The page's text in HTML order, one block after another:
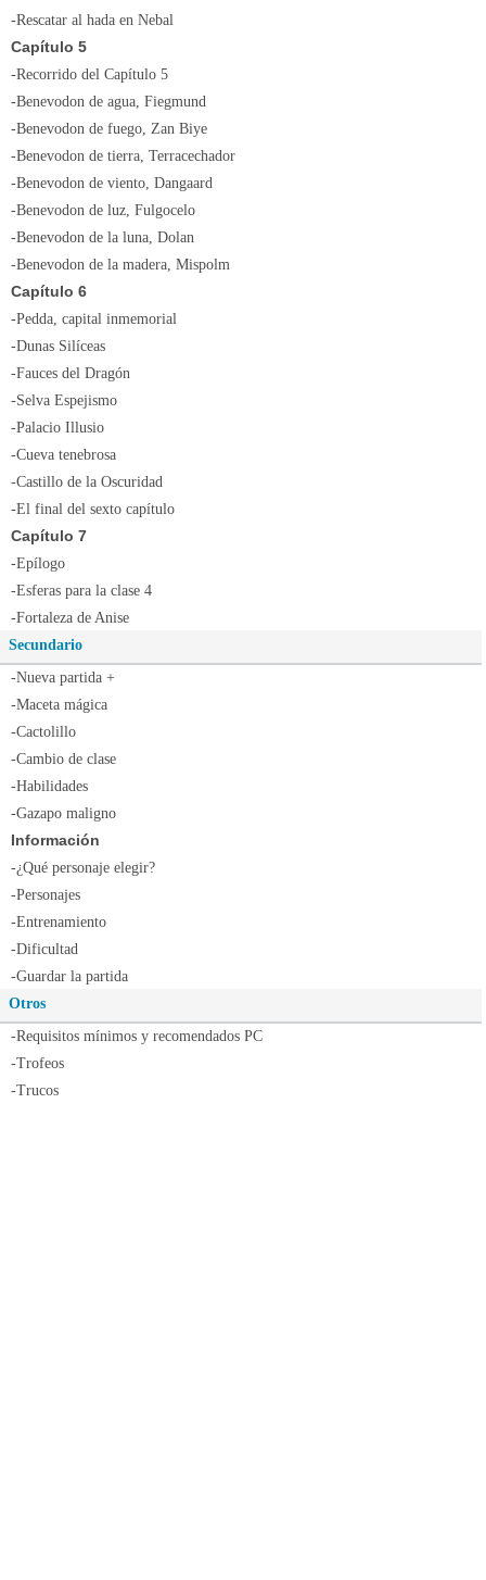
-Rescatar al hada en Nebal
Capítulo 5
-Recorrido del Capítulo 5
-Benevodon de agua, Fiegmund
-Benevodon de fuego, Zan Biye
-Benevodon de tierra, Terracechador
-Benevodon de viento, Dangaard
-Benevodon de luz, Fulgocelo
-Benevodon de la luna, Dolan
-Benevodon de la madera, Mispolm
Capítulo 6
-Pedda, capital inmemorial
-Dunas Silíceas
-Fauces del Dragón
-Selva Espejismo
-Palacio Illusio
-Cueva tenebrosa
-Castillo de la Oscuridad
-El final del sexto capítulo
Capítulo 7
-Epílogo
-Esferas para la clase 4
-Fortaleza de Anise
Secundario
-Nueva partida +
-Maceta mágica
-Cactolillo
-Cambio de clase
-Habilidades
-Gazapo maligno
Información
-¿Qué personaje elegir?
-Personajes
-Entrenamiento
-Dificultad
-Guardar la partida
Otros
-Requisitos mínimos y recomendados PC
-Trofeos
-Trucos